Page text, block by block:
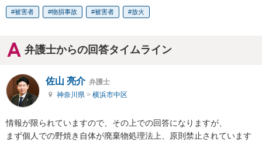
被害者 物損事故 被害者 放火
弁護士からの回答タイムライン
佐山 亮介 弁護士
神奈川県 > 横浜市中区
情報が限られていますので、その上での回答になりますが、
まず個人での野焼き自体が廃棄物処理法上、原則禁止されています